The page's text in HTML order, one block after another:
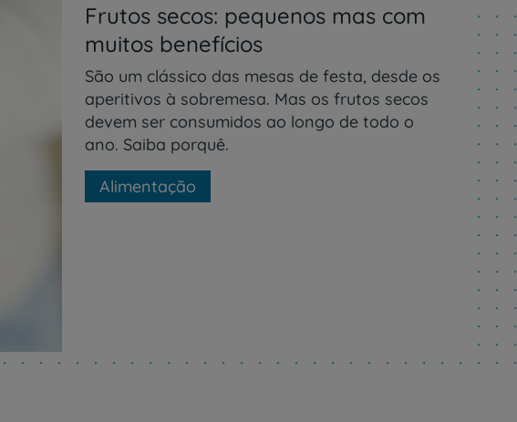
Frutos secos: pequenos mas com
muitos benefícios
São um clássico das mesas de festa, desde os
aperitivos à sobremesa. Mas os frutos secos
devem ser consumidos ao longo de todo o
ano. Saiba porquê.
Alimentação